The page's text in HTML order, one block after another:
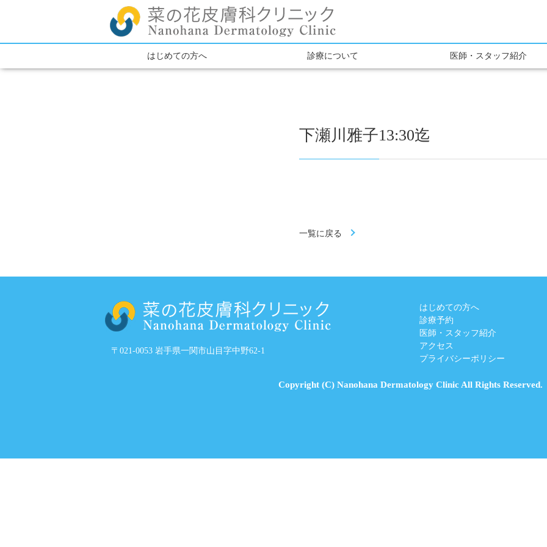
はじめての方へ 診療について 医師・スタッフ紹介
下瀬川雅子13:30迄
一覧に戻る
〒021-0053 岩手県一関市山目字中野62-1
はじめての方へ
診療予約
医師・スタッフ紹介
アクセス
プライバシーポリシー
Copyright (C) Nanohana Dermatology Clinic All Rights Reserved.